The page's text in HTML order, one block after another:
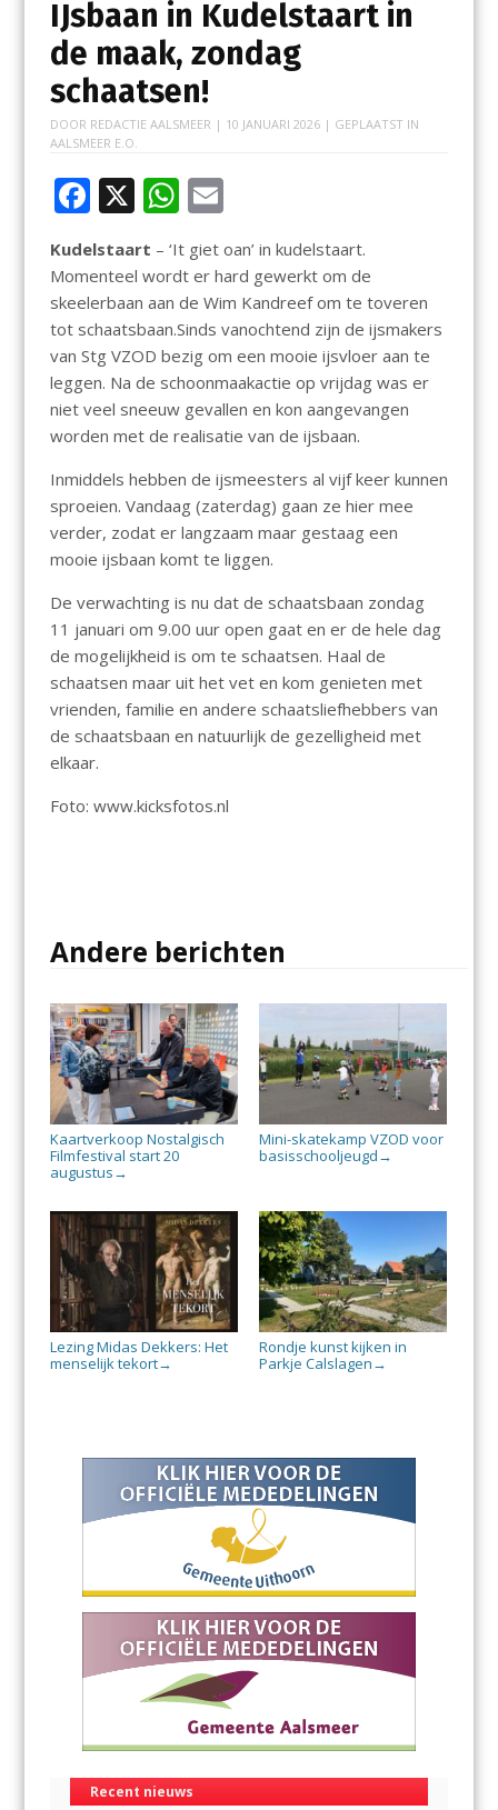
IJsbaan in Kudelstaart in
de maak, zondag
schaatsen!
DOOR REDACTIE AALSMEER | 10 JANUARI 2026| GEPLAATST IN
AALSMEER E.O.
F
ac
e
b
o
o
k
X W
at
s
A
p
p
E
ai
l
Kudelstaart – ‘It giet oan’ in kudelstaart.
Momenteel wordt er hard gewerkt om de
skeelerbaan aan de Wim Kandreef om te toveren
tot schaatsbaan.Sinds vanochtend zijn de ijsmakers
van Stg VZOD bezig om een mooie ijsvloer aan te
leggen. Na de schoonmaakactie op vrijdag was er
niet veel sneeuw gevallen en kon aangevangen
worden met de realisatie van de ijsbaan.
Inmiddels hebben de ijsmeesters al vijf keer kunnen
sproeien. Vandaag (zaterdag) gaan ze hier mee
verder, zodat er langzaam maar gestaag een
mooie ijsbaan komt te liggen.
De verwachting is nu dat de schaatsbaan zondag
11 januari om 9.00 uur open gaat en er de hele dag
de mogelijkheid is om te schaatsen. Haal de
schaatsen maar uit het vet en kom genieten met
vrienden, familie en andere schaatsliefhebbers van
de schaatsbaan en natuurlijk de gezelligheid met
elkaar.
Foto: www.kicksfotos.nl
Andere berichten
Kaartverkoop Nostalgisch
Filmfestival start 20
augustus →
Mini-skatekamp VZOD voor
basisschooljeugd →
Lezing Midas Dekkers: Het
menselijk tekort→
Rondje kunst kijken in
Parkje Calslagen →
Recent nieuws